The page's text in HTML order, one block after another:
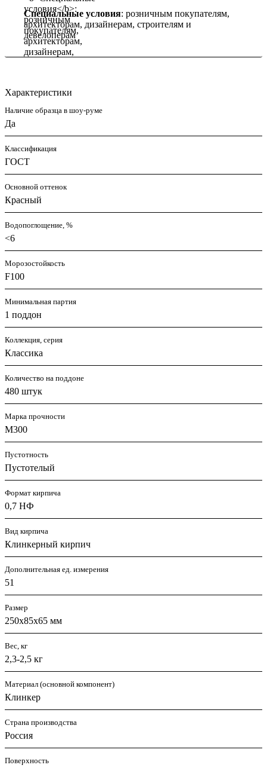
Специальные условия: розничным покупателям,
архитекторам, дизайнерам, строителям и
девелоперам
Характеристики
Наличие образца в шоу-руме
Да
Классификация
ГОСТ
Основной оттенок
Красный
Водопоглощение, %
<6
Морозостойкость
F100
Минимальная партия
1 поддон
Коллекция, серия
Классика
Количество на поддоне
480 штук
Марка прочности
М300
Пустотность
Пустотелый
Формат кирпича
0,7 НФ
Вид кирпича
Клинкерный кирпич
Дополнительная ед. измерения
51
Размер
250x85x65 мм
Вес, кг
2,3-2,5 кг
Материал (основной компонент)
Клинкер
Страна производства
Россия
Поверхность